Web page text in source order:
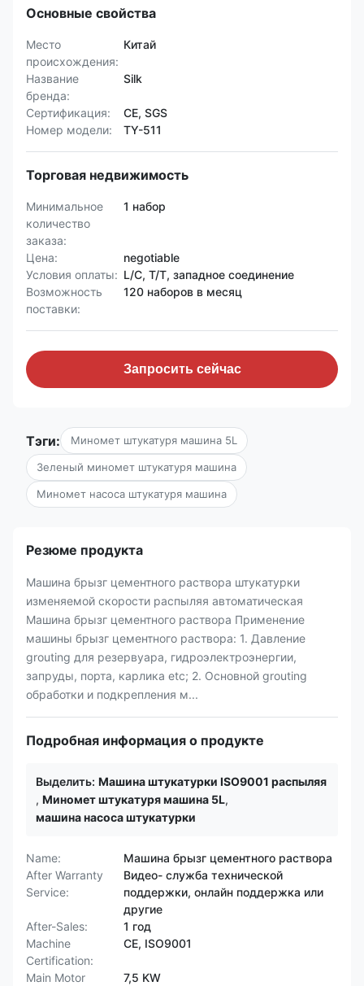
Основные свойства
Место
происхождения:
Китай
Название
бренда:
Silk
Сертификация:
CE, SGS
Номер модели:
TY-511
Торговая недвижимость
Минимальное
количество
заказа:
1 набор
Цена:
negotiable
Условия оплаты: L/C, T/T, западное соединение
Возможность
поставки:
120 наборов в месяц
Запросить сейчас
Тэги: Миномет штукатуря машина 5L
Зеленый миномет штукатуря машина
Миномет насоса штукатуря машина
Резюме продукта
Машина брызг цементного раствора штукатурки
изменяемой скорости распыляя автоматическая
Машина брызг цементного раствора Применение
машины брызг цементного раствора: 1. Давление
grouting для резервуара, гидроэлектроэнергии,
запруды, порта, карлика etc; 2. Основной grouting
обработки и подкрепления м...
Подробная информация о продукте
Выделить: Машина штукатурки ISO9001 распыляя
, Миномет штукатуря машина 5L,
машина насоса штукатурки
Name:
Машина брызг цементного раствора
After Warranty
Service:
Видео- служба технической
поддержки, онлайн поддержка или
другие
After-Sales:
1 год
Machine
Certification:
CE, ISO9001
Main Motor
7,5 KW